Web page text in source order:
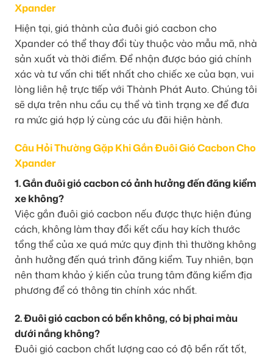
Xpander
Hiện tại, giá thành của đuôi gió cacbon cho
Xpander có thể thay đổi tùy thuộc vào mẫu mã, nhà
sản xuất và thời điểm. Để nhận được báo giá chính
xác và tư vấn chi tiết nhất cho chiếc xe của bạn, vui
lòng liên hệ trực tiếp với Thành Phát Auto. Chúng tôi
sẽ dựa trên nhu cầu cụ thể và tình trạng xe để đưa
ra mức giá hợp lý cùng các ưu đãi hiện hành.
Câu Hỏi Thường Gặp Khi Gắn Đuôi Gió Cacbon Cho
Xpander
1. Gắn đuôi gió cacbon có ảnh hưởng đến đăng kiểm
xe không?
Việc gắn đuôi gió cacbon nếu được thực hiện đúng
cách, không làm thay đổi kết cấu hay kích thước
tổng thể của xe quá mức quy định thì thường không
ảnh hưởng đến quá trình đăng kiểm. Tuy nhiên, bạn
nên tham khảo ý kiến của trung tâm đăng kiểm địa
phương để có thông tin chính xác nhất.
2. Đuôi gió cacbon có bền không, có bị phai màu
dưới nắng không?
Đuôi gió cacbon chất lượng cao có độ bền rất tốt,